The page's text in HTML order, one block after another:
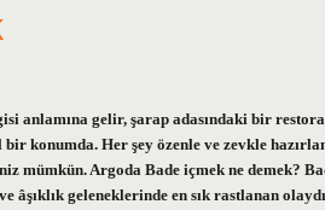
anlamına gelir, şarap adasındaki bir
konumda. Her şey özenle ve zevkle
mümkün. Argoda Bade içmek ne demek?
geleneklerinde en sık rastlanan